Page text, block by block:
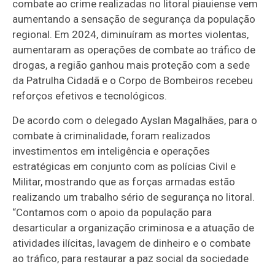
combate ao crime realizadas no litoral piauiense vem
aumentando a sensação de segurança da população
regional. Em 2024, diminuíram as mortes violentas,
aumentaram as operações de combate ao tráfico de
drogas, a região ganhou mais proteção com a sede
da Patrulha Cidadã e o Corpo de Bombeiros recebeu
reforços efetivos e tecnológicos.
De acordo com o delegado Ayslan Magalhães, para o
combate à criminalidade, foram realizados
investimentos em inteligência e operações
estratégicas em conjunto com as polícias Civil e
Militar, mostrando que as forças armadas estão
realizando um trabalho sério de segurança no litoral.
“Contamos com o apoio da população para
desarticular a organização criminosa e a atuação de
atividades ilícitas, lavagem de dinheiro e o combate
ao tráfico, para restaurar a paz social da sociedade